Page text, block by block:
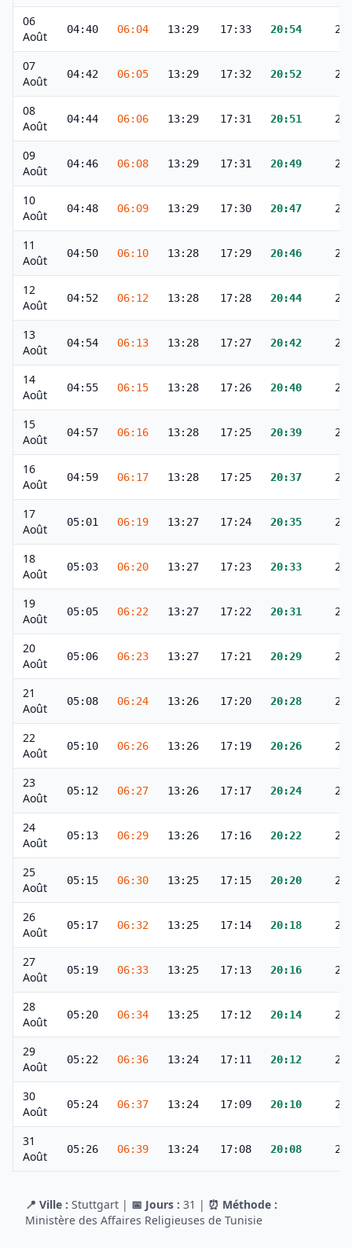
06
Août
04:40 06:04 13:29 17:33 20:54
07
Août
04:42 06:05 13:29 17:32 20:52
08
Août
04:44 06:06 13:29 17:31 20:51
09
Août
04:46 06:08 13:29 17:31 20:49
10
Août
04:48 06:09 13:29 17:30 20:47
11
Août
04:50 06:10 13:28 17:29 20:46
12
Août
04:52 06:12 13:28 17:28 20:44
13
Août
04:54 06:13 13:28 17:27 20:42
14
Août
04:55 06:15 13:28 17:26 20:40
15
Août
04:57 06:16 13:28 17:25 20:39
16
Août
04:59 06:17 13:28 17:25 20:37
17
Août
05:01 06:19 13:27 17:24 20:35
18
Août
05:03 06:20 13:27 17:23 20:33
19
Août
05:05 06:22 13:27 17:22 20:31
20
Août
05:06 06:23 13:27 17:21 20:29
21
Août
05:08 06:24 13:26 17:20 20:28
22
Août
05:10 06:26 13:26 17:19 20:26
23
Août
05:12 06:27 13:26 17:17 20:24
24
Août
05:13 06:29 13:26 17:16 20:22
25
Août
05:15 06:30 13:25 17:15 20:20
26
Août
05:17 06:32 13:25 17:14 20:18
27
Août
05:19 06:33 13:25 17:13 20:16
28
Août
05:20 06:34 13:25 17:12 20:14
29
Août
05:22 06:36 13:24 17:11 20:12
30
Août
05:24 06:37 13:24 17:09 20:10
31
Août
05:26 06:39 13:24 17:08 20:08
📍 Ville : Stuttgart | 📅 Jours : 31 | ⏰ Méthode :
Ministère des Affaires Religieuses de Tunisie